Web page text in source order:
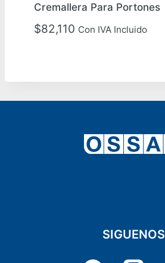
Cremallera Para Portones
$82,110 Con IVA Incluido
SIGUENOS